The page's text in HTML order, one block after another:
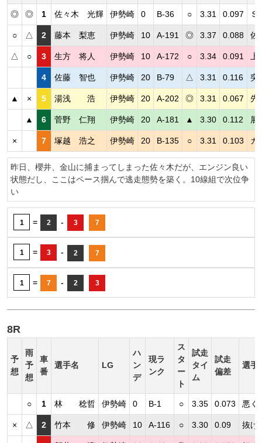
◎ ◎ 1 佐々木 光輝 伊勢崎 0 B-36 ○ 3.31 0.097 Ｓ
○ △ 2 藤本 梨恵 伊勢崎 10 A-191 ◎ 3.37 0.088 佐
△ ○ 3 生方 将人 伊勢崎 10 A-172 ○ 3.34 0.091
4 佐藤 智也 伊勢崎 20 B-79 △ 3.31 0.116 突
▲ × 5 湯浅 浩 伊勢崎 20 A-202 ◎ 3.31 0.067 先
▲ 6 菅野 仁翔 伊勢崎 20 A-181 ▲ 3.30 0.112 展
× 7 塚越 浩之 伊勢崎 20 B-135 ○ 3.31 0.103 カ
昨日、櫻井、金山に捕まってしまった佐々木だが、エンジン良い
状態だし、ここはペース掴んで逃走態勢を築く。10線組で次位争
い
1 = 2 - 3 7
1 = 3 - 2 7
1 = 7 - 2 3
8R
予
想
雨
予
想
車
番
選手名 LG
ハ
ン
デ
現ラ
ンク
ス
タ
ー
ト
試走
タイ
ム
試走
偏差
選手
○ 1 林 稔哲 伊勢崎 0 B-1 ○ 3.35 0.073 悪く
× △ 2 竹本 修 伊勢崎 10 A-116 ○ 3.30 0.09 抜け